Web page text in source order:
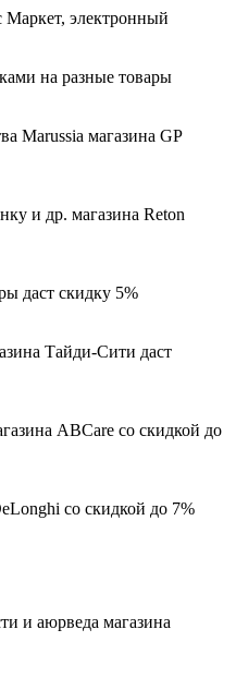
электронный
на разные товары
Marussia магазина GP
и др. магазина Reton
даст скидку 5%
Тайди-Сити даст
ABCare со скидкой до
со скидкой до 7%
и аюрведа магазина